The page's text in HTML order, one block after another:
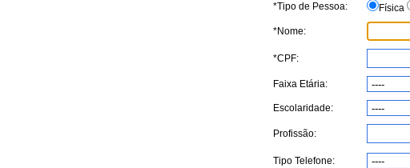
*Tipo de Pessoa:
Física
*Nome:
*CPF:
Faixa Etária:
Escolaridade:
Profissão:
Tipo Telefone: